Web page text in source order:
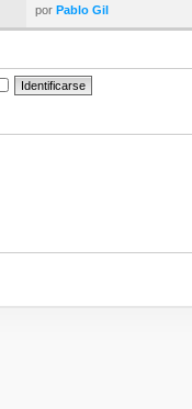
por Pablo Gil